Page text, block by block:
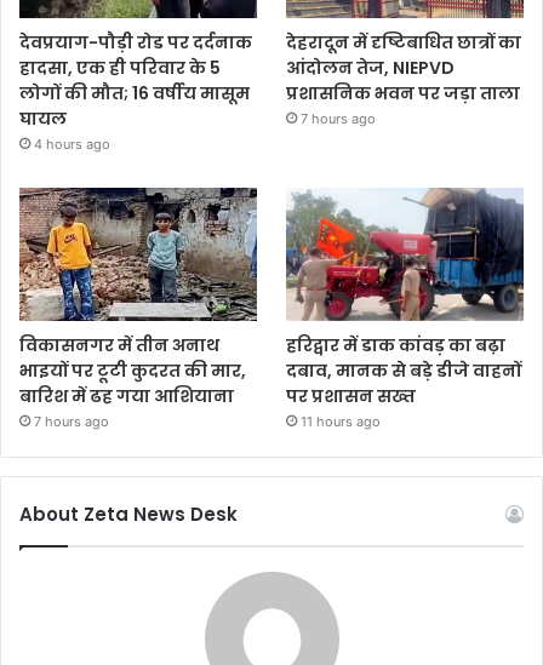
देवप्रयाग-पौड़ी रोड पर दर्दनाक
हादसा, एक ही परिवार के 5
लोगों की मौत; 16 वर्षीय मासूम
घायल
4 hours ago
देहरादून में दृष्टिबाधित छात्रों का
आंदोलन तेज, NIEPVD
प्रशासनिक भवन पर जड़ा ताला
7 hours ago
विकासनगर में तीन अनाथ
भाइयों पर टूटी कुदरत की मार,
बारिश में ढह गया आशियाना
7 hours ago
हरिद्वार में डाक कांवड़ का बढ़ा
दबाव, मानक से बड़े डीजे वाहनों
पर प्रशासन सख्त
11 hours ago
About Zeta News Desk